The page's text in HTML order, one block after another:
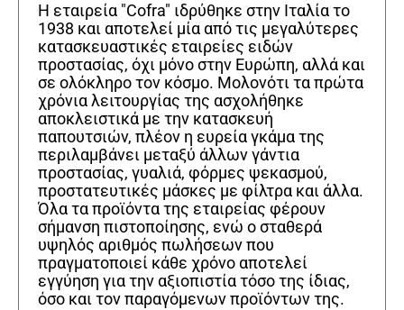
Η εταιρεία "Cofra" ιδρύθηκε στην Ιταλία το
1938 και αποτελεί μία από τις μεγαλύτερες
κατασκευαστικές εταιρείες ειδών
προστασίας, όχι μόνο στην Ευρώπη, αλλά και
σε ολόκληρο τον κόσμο. Μολονότι τα πρώτα
χρόνια λειτουργίας της ασχολήθηκε
αποκλειστικά με την κατασκευή
παπουτσιών, πλέον η ευρεία γκάμα της
περιλαμβάνει μεταξύ άλλων γάντια
προστασίας, γυαλιά, φόρμες ψεκασμού,
προστατευτικές μάσκες με φίλτρα και άλλα.
Όλα τα προϊόντα της εταιρείας φέρουν
σήμανση πιστοποίησης, ενώ ο σταθερά
υψηλός αριθμός πωλήσεων που
πραγματοποιεί κάθε χρόνο αποτελεί
εγγύηση για την αξιοπιστία τόσο της ίδιας,
όσο και τον παραγόμενων προϊόντων της.